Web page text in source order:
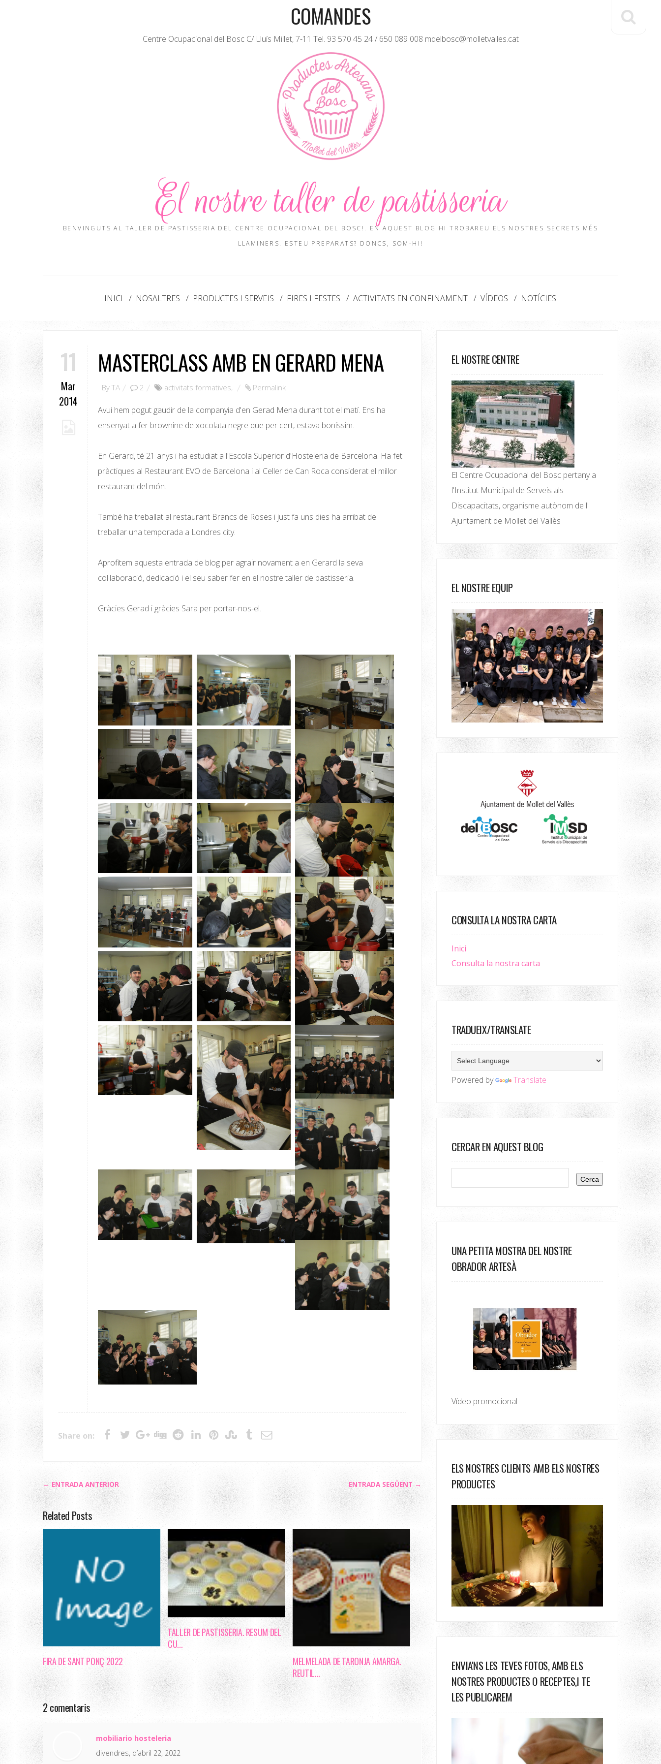
COMANDES
Centre Ocupacional del Bosc C/ Lluís Millet, 7-11 Tel. 93 570 45 24 / 650 089 008 mdelbosc@molletvalles.cat
El nostre taller de pastisseria
BENVINGUTS AL TALLER DE PASTISSERIA DEL CENTRE OCUPACIONAL DEL BOSC!. EN AQUEST BLOG HI TROBAREU ELS NOSTRES SECRETS MÉS
LLAMINERS. ESTEU PREPARATS? DONCS, SOM-HI!
INICI NOSALTRES PRODUCTES I SERVEIS FIRES I FESTES ACTIVITATS EN CONFINAMENT VÍDEOS NOTÍCIES
11
Mar
2014
MASTERCLASS AMB EN GERARD MENA
ByTA 2 activitats formatives, Permalink
Avui hem pogut gaudir de la companyia d'en Gerad Mena durant tot el matí. Ens ha
ensenyat a fer brownine de xocolata negre que per cert, estava boníssim.
En Gerard, té 21 anys i ha estudiat a l'Escola Superior d'Hosteleria de Barcelona. Ha fet
pràctiques al Restaurant EVO de Barcelona i al Celler de Can Roca considerat el millor
restaurant del món.
També ha treballat al restaurant Brancs de Roses i just fa uns dies ha arribat de
treballar una temporada a Londres city.
Aprofitem aquesta entrada de blog per agrair novament a en Gerard la seva
col·laboració, dedicació i el seu saber fer en el nostre taller de pastisseria.
Gràcies Gerad i gràcies Sara per portar-nos-el.
Share on:
← ENTRADA ANTERIOR ENTRADA SEGÜENT →
Related Posts
FIRA DE SANT PONÇ 2022
TALLER DE PASTISSERIA. RESUM DEL
CU...
MELMELADA DE TARONJA AMARGA.
REUTIL...
2 comentaris
mobiliario hosteleria
divendres, d’abril 22, 2022
EL NOSTRE CENTRE
El Centre Ocupacional del Bosc pertany a
l'Institut Municipal de Serveis als
Discapacitats, organisme autònom de l'
Ajuntament de Mollet del Vallès
EL NOSTRE EQUIP
CONSULTA LA NOSTRA CARTA
Inici
Consulta la nostra carta
TRADUEIX/TRANSLATE
Powered by Translate
CERCAR EN AQUEST BLOG
UNA PETITA MOSTRA DEL NOSTRE
OBRADOR ARTESÀ
Vídeo promocional
ELS NOSTRES CLIENTS AMB ELS NOSTRES
PRODUCTES
ENVIA'NS LES TEVES FOTOS, AMB ELS
NOSTRES PRODUCTES O RECEPTES,I TE
LES PUBLICAREM